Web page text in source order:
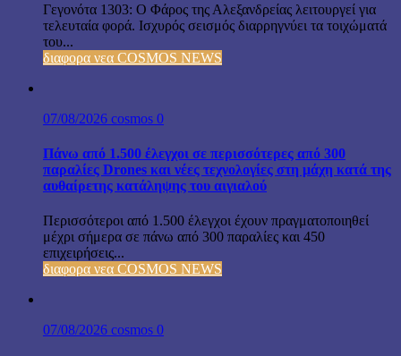
Γεγονότα 1303: Ο Φάρος της Αλεξανδρείας λειτουργεί για
τελευταία φορά. Ισχυρός σεισμός διαρρηγνύει τα τοιχώματά
του...
διαφορα νεα COSMOS NEWS
07/08/2026 cosmos 0
Πάνω από 1.500 έλεγχοι σε περισσότερες από 300
παραλίες Drones και νέες τεχνολογίες στη μάχη κατά της
αυθαίρετης κατάληψης του αιγιαλού
Περισσότεροι από 1.500 έλεγχοι έχουν πραγματοποιηθεί
μέχρι σήμερα σε πάνω από 300 παραλίες και 450
επιχειρήσεις...
διαφορα νεα COSMOS NEWS
07/08/2026 cosmos 0